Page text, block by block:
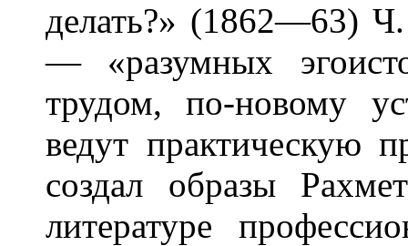
делать?» (1862—63)
— «разумных
трудом, по-новому
ведут практическую
создал образы
литературе